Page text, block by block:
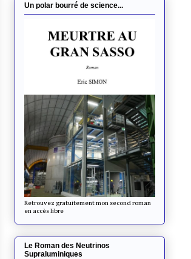
Un polar bourré de science...
Retrouvez gratuitement mon second roman
en accès libre
Le Roman des Neutrinos
Supraluminiques